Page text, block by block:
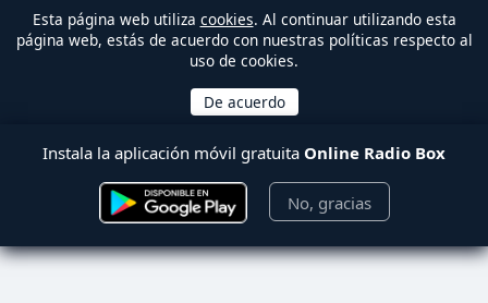
Esta página web utiliza cookies. Al continuar utilizando esta
página web, estás de acuerdo con nuestras políticas respecto al
uso de cookies.
Instala la aplicación móvil gratuita Online Radio Box
No, gracias